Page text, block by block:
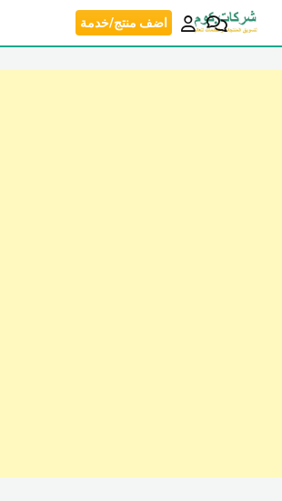
انتقل
اضف منتج/خدمة